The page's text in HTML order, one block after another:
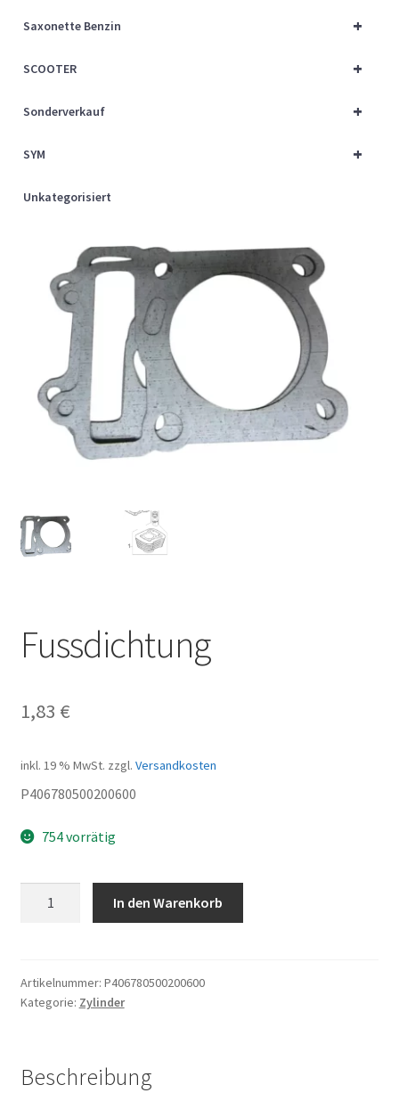
+
Saxonette Benzin
+
SCOOTER
+
Sonderverkauf
+
SYM
Unkategorisiert
Fussdichtung
1,83 €
inkl. 19 % MwSt. zzgl. Versandkosten
P406780500200600
754 vorrätig
In den Warenkorb
Artikelnummer: P406780500200600
Kategorie: Zylinder
Beschreibung